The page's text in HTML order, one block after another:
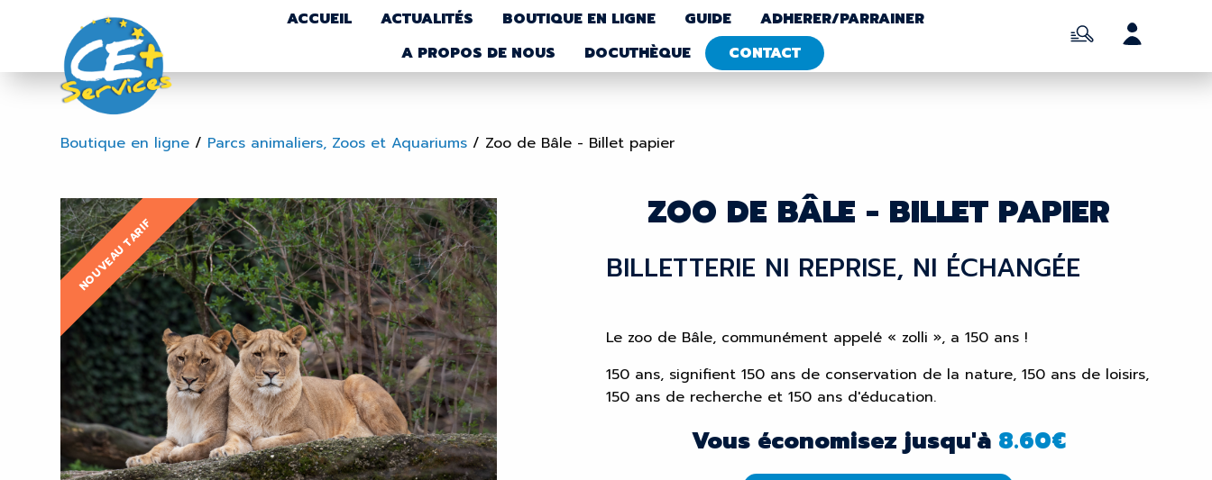
ACCUEIL ACTUALITÉS BOUTIQUE EN LIGNE GUIDE
ADHERER/PARRAINER
A PROPOS DE NOUS
DOCUTHÈQUE CONTACT
Boutique en ligne / Parcs animaliers, Zoos et Aquariums / Zoo de Bâle - Billet papier
NOUVEAU TARIF
ZOO DE BÂLE - BILLET PAPIER
BILLETTERIE NI REPRISE, NI ÉCHANGÉE
Le zoo de Bâle, communément appelé « zolli », a 150 ans !
150 ans, signifient 150 ans de conservation de la nature, 150 ans de loisirs,
150 ans de recherche et 150 ans d'éducation.
Vous économisez jusqu'à 8.60€